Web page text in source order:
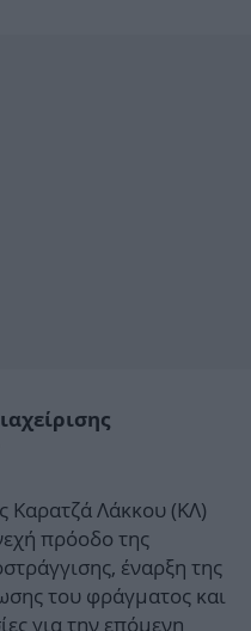
Καρατζά Λάκκου (ΚΛ)
πρόοδο της
έναρξη της
του φράγματος και
για την επόμενη